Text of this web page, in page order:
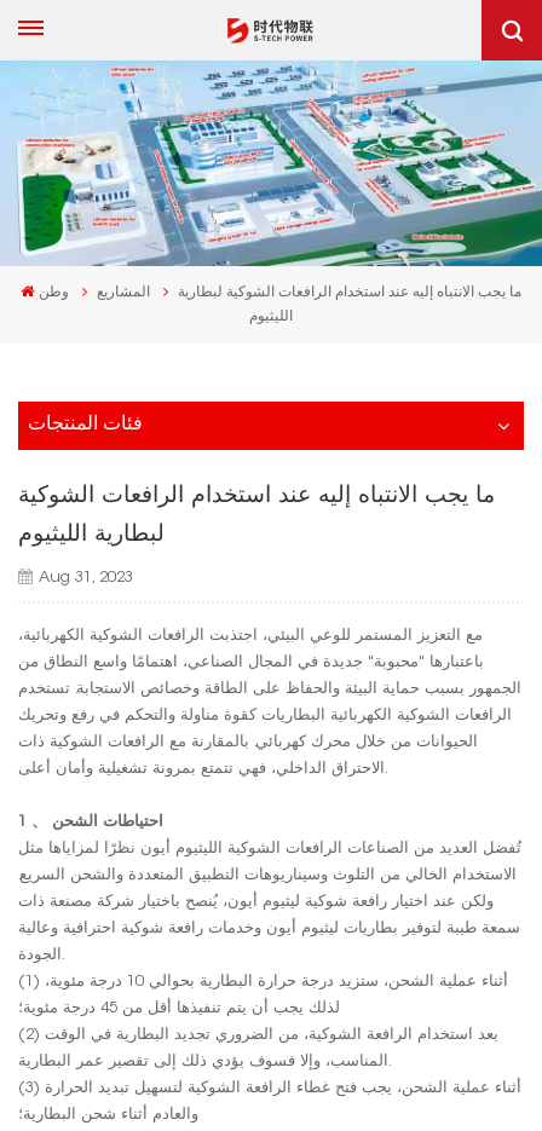
وطن المشاريع
ما يجب الانتباه إليه عند استخدام الرافعات الشوكية لبطارية
الليثيوم
فئات المنتجات
ما يجب الانتباه إليه عند استخدام الرافعات الشوكية
لبطارية الليثيوم
Aug 31, 2023
مع التعزيز المستمر للوعي البيئي، اجتذبت الرافعات الشوكية الكهربائية،
باعتبارها "محبوبة" جديدة في المجال الصناعي، اهتمامًا واسع النطاق من
الجمهور بسبب حماية البيئة والحفاظ على الطاقة وخصائص الاستجابة. تستخدم
الرافعات الشوكية الكهربائية البطاريات كقوة مناولة والتحكم في رفع وتحريك
الحيوانات من خلال محرك كهربائي. بالمقارنة مع الرافعات الشوكية ذات
1 、 احتياطات الشحن
تُفضل العديد من الصناعات الرافعات الشوكية الليثيوم أيون نظرًا لمزاياها مثل
الاستخدام الخالي من التلوث وسيناريوهات التطبيق المتعددة والشحن السريع.
ولكن عند اختيار رافعة شوكية ليثيوم أيون، يُنصح باختيار شركة مصنعة ذات
سمعة طيبة لتوفير بطاريات ليثيوم أيون وخدمات رافعة شوكية احترافية وعالية
(1) أثناء عملية الشحن، ستزيد درجة حرارة البطارية بحوالي 10 درجة مئوية،
لذلك يجب أن يتم تنفيذها أقل من 45 درجة مئوية؛
(2) بعد استخدام الرافعة الشوكية، من الضروري تجديد البطارية في الوقت
(3) أثناء عملية الشحن، يجب فتح غطاء الرافعة الشوكية لتسهيل تبديد الحرارة
والعادم أثناء شحن البطارية؛